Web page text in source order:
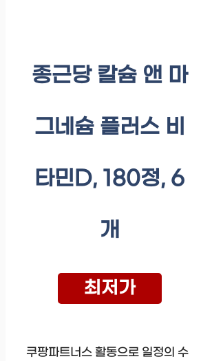
종근당 칼슘 앤 마
그네슘 플러스 비
타민D, 180정, 6
개
최저가
쿠팡파트너스 활동으로 일정의 수